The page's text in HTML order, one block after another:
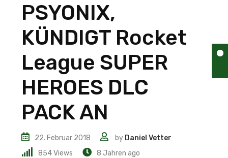
PSYONIX,
KÜNDIGT Rocket
League SUPER
HEROES DLC
PACK AN
22. Februar 2018 by Daniel Vetter
854Views 8 Jahren ago